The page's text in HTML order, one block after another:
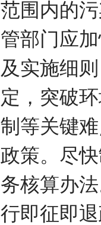
范围内的
管部门应
及实施细
定，突破
制等关键
政策。尽
务核算办
行即征即